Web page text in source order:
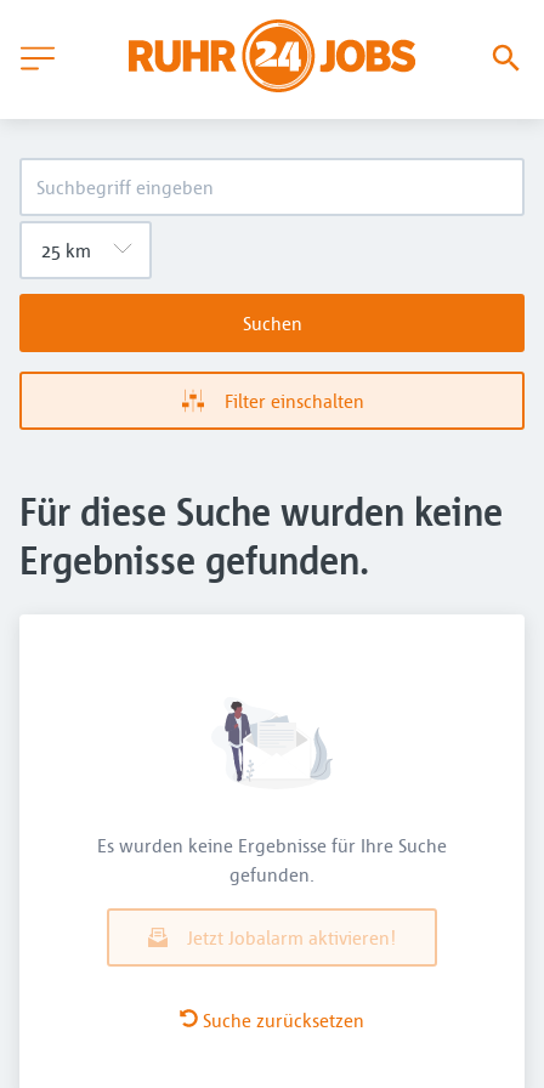
Suchen
Filter einschalten
Für diese Suche wurden keine
Ergebnisse gefunden.
Es wurden keine Ergebnisse für Ihre Suche
gefunden.
Jetzt Jobalarm aktivieren!
Suche zurücksetzen